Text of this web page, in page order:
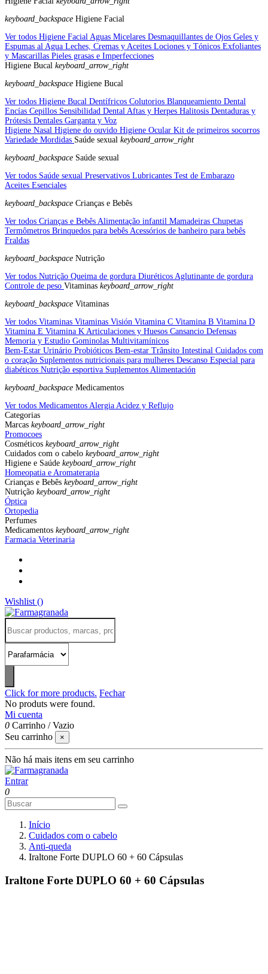
keyboard_backspace Higiene Facial
Ver todos Higiene Facial Aguas Micelares Desmaquillantes de Ojos Geles y
Espumas al Agua Leches, Cremas y Aceites Lociones y Tónicos Exfoliantes
y Mascarillas Pieles grasas e Imperfecciones
Higiene Bucal keyboard_arrow_right
keyboard_backspace Higiene Bucal
Ver todos Higiene Bucal Dentífricos Colutorios Blanqueamiento Dental
Encías Cepillos Sensibilidad Dental Aftas y Herpes Halitosis Dentaduras y
Prótesis Dentales Garganta y Voz
Higiene Nasal Higiene do ouvido Higiene Ocular Kit de primeiros socorros
Variedade Mordidas Saúde sexual keyboard_arrow_right
keyboard_backspace Saúde sexual
Ver todos Saúde sexual Preservativos Lubricantes Test de Embarazo
Aceites Esenciales
keyboard_backspace Crianças e Bebês
Ver todos Crianças e Bebês Alimentação infantil Mamadeiras Chupetas
Termômetros Brinquedos para bebês Acessórios de banheiro para bebês
Fraldas
keyboard_backspace Nutrição
Ver todos Nutrição Queima de gordura Diuréticos Aglutinante de gordura
Controle de peso Vitaminas keyboard_arrow_right
keyboard_backspace Vitaminas
Ver todos Vitaminas Vitaminas Visión Vitamina C Vitamina B Vitamina D
Vitamina E Vitamina K Articulaciones y Huesos Cansancio Defensas
Memoria y Estudio Gominolas Multivitamínicos
Bem-Estar Urinário Probióticos Bem-estar Trânsito Intestinal Cuidados com
o coração Suplementos nutricionais para mulheres Descanso Especial para
diabéticos Nutrição esportiva Suplementos Alimentación
keyboard_backspace Medicamentos
Ver todos Medicamentos Alergia Acidez y Reflujo
Categorias
Marcas keyboard_arrow_right
Promocoes
Cosméticos keyboard_arrow_right
Cuidados com o cabelo keyboard_arrow_right
Higiene e Saúde keyboard_arrow_right
Homeopatia e Aromaterapia
Crianças e Bebês keyboard_arrow_right
Nutrição keyboard_arrow_right
Óptica
Ortopedia
Perfumes
Medicamentos keyboard_arrow_right
Farmacia Veterinaria
Wishlist ()
Click for more products. Fechar
No produts were found.
Mi cuenta
0 Carrinho /Vazio
Seu carrinho
×
Não há mais itens em seu carrinho
Entrar
0
Início
Cuidados com o cabelo
Anti-queda
Iraltone Forte DUPLO 60 + 60 Cápsulas
Iraltone Forte DUPLO 60 + 60 Cápsulas